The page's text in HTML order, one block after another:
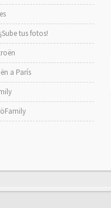
tus fotos!
a París